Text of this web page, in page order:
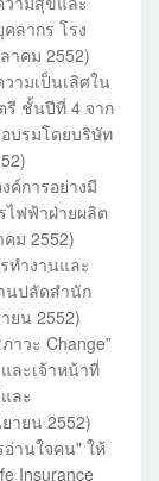
ลากร โรง
าคม 2552)
ามเป็นเลิศใน
รี ชั้นปีที่ 4 จาก
บรมโดยบริษัท
ค์การอย่างมี
ฟฟ้าฝ่ายผลิต
ม 2552)
ทำงานและ
นปลัดสำนัก
ยน 2552)
าวะ Change”
ละเจ้าหน้าที่
ละ
ายน 2552)
านใจคน" ให้
Insurance